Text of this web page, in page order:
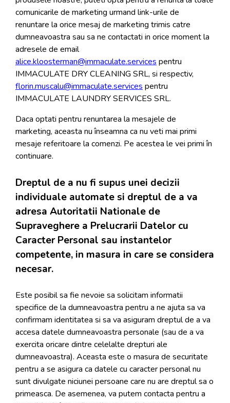
comunicarile de marketing urmand link-urile de
renuntare la orice mesaj de marketing trimis catre
dumneavoastra sau sa ne contactati in orice moment la
adresele de email
alice.kloosterman@immaculate.services pentru
IMMACULATE DRY CLEANING SRL, si respectiv,
florin.muscalu@immaculate.services pentru
IMMACULATE LAUNDRY SERVICES SRL.
Daca optati pentru renuntarea la mesajele de
marketing, aceasta nu înseamna ca nu veti mai primi
mesaje referitoare la comenzi. Pe acestea le vei primi în
continuare.
Dreptul de a nu fi supus unei decizii
individuale automate si dreptul de a va
adresa Autoritatii Nationale de
Supraveghere a Prelucrarii Datelor cu
Caracter Personal sau instantelor
competente, in masura in care se considera
necesar.
Este posibil sa fie nevoie sa solicitam informatii
specifice de la dumneavoastra pentru a ne ajuta sa va
confirmam identitatea si sa va asiguram dreptul de a va
accesa datele dumneavoastra personale (sau de a va
exercita oricare dintre celelalte drepturi ale
dumneavoastra). Aceasta este o masura de securitate
pentru a se asigura ca datele cu caracter personal nu
sunt divulgate niciunei persoane care nu are dreptul sa o
primeasca. De asemenea, va putem contacta pentru a